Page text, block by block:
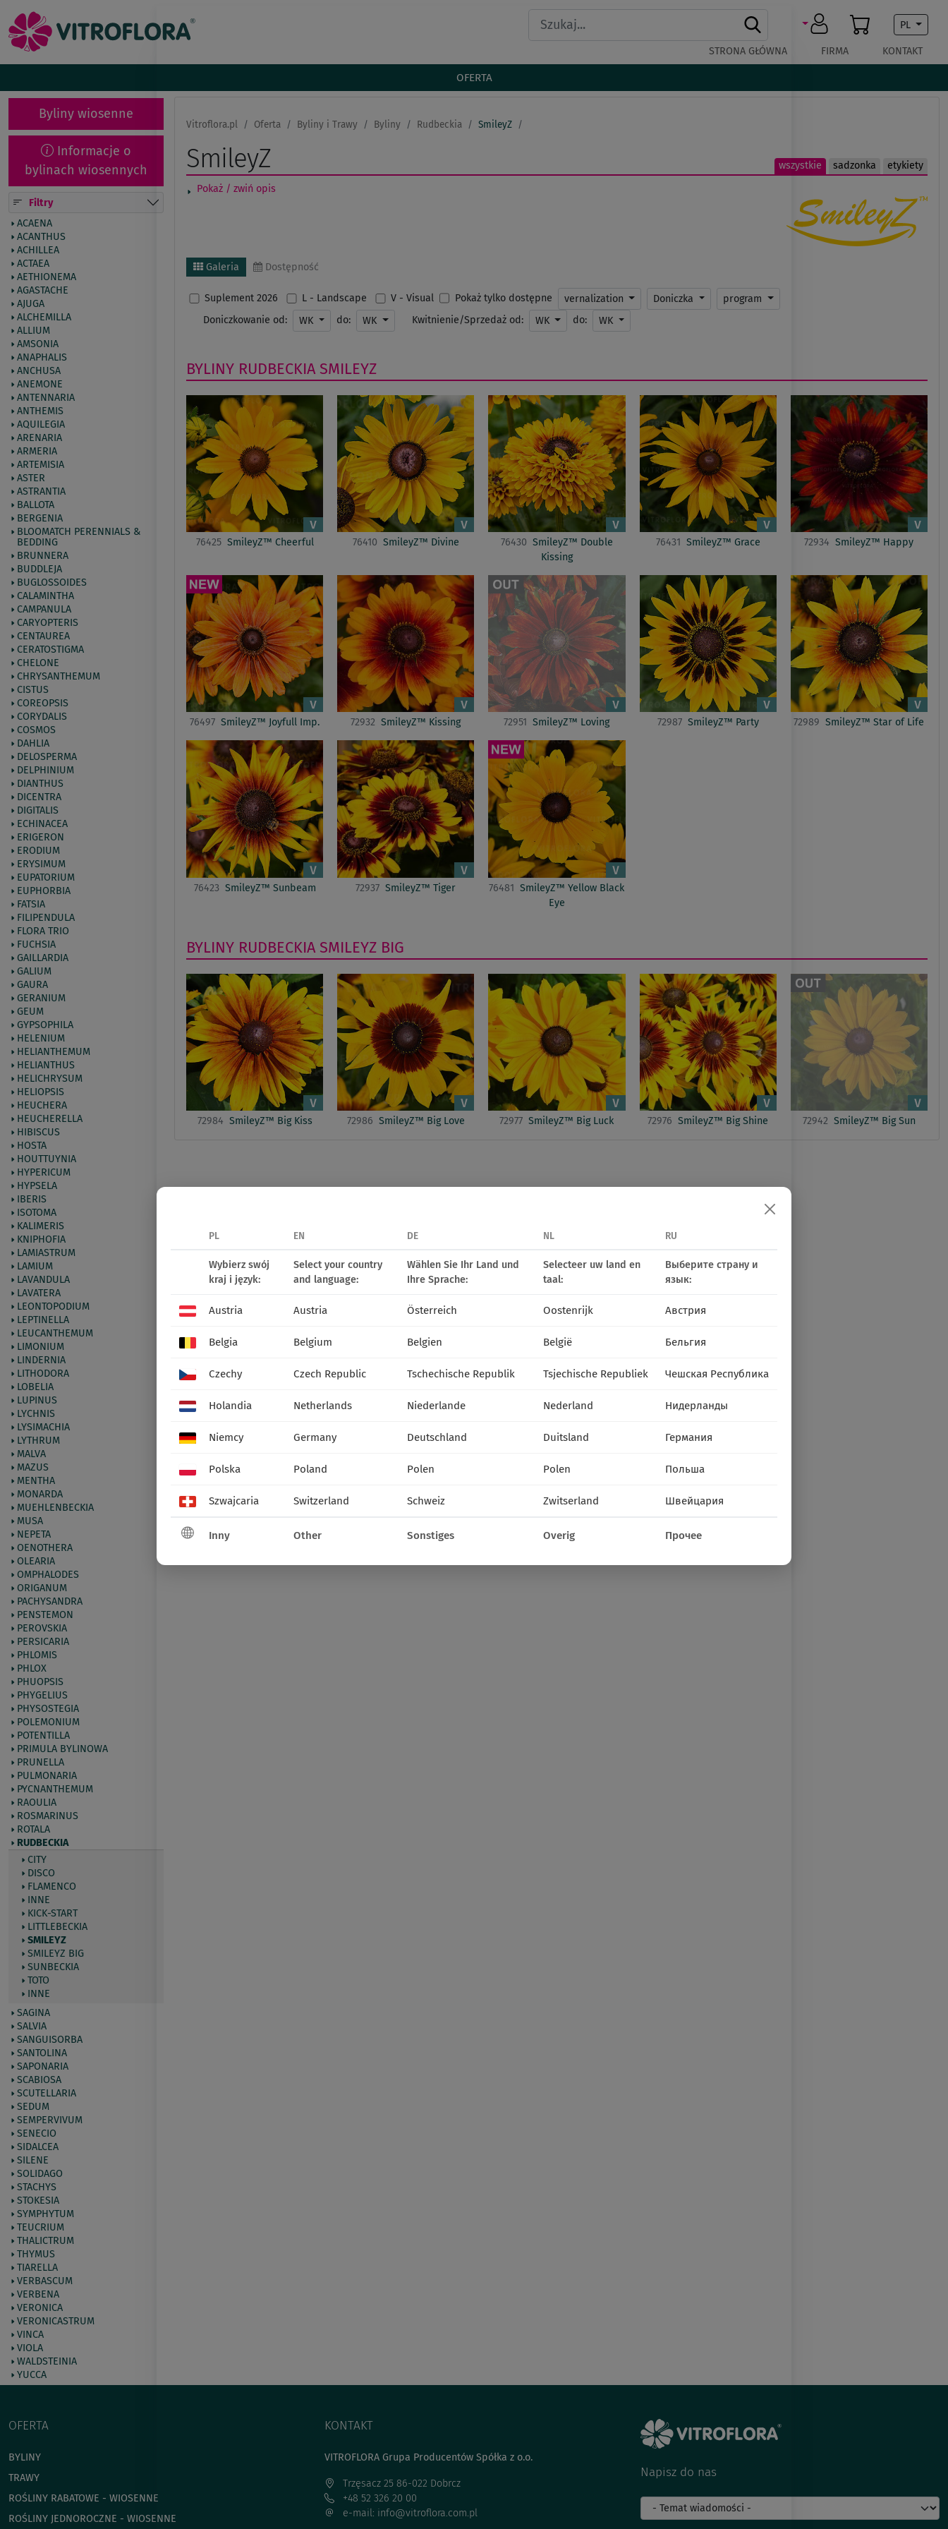
PL
STRONA GŁÓWNA FIRMA KONTAKT
OFERTA
Byliny wiosenne
Informacje o
bylinach wiosennych
Filtry
ACAENA
ACANTHUS
ACHILLEA
ACTAEA
AETHIONEMA
AGASTACHE
AJUGA
ALCHEMILLA
ALLIUM
AMSONIA
ANAPHALIS
ANCHUSA
ANEMONE
ANTENNARIA
ANTHEMIS
AQUILEGIA
ARENARIA
ARMERIA
ARTEMISIA
ASTER
ASTRANTIA
BALLOTA
BERGENIA
BLOOMATCH PERENNIALS &
BEDDING
BRUNNERA
BUDDLEJA
BUGLOSSOIDES
CALAMINTHA
CAMPANULA
CARYOPTERIS
CENTAUREA
CERATOSTIGMA
CHELONE
CHRYSANTHEMUM
CISTUS
COREOPSIS
CORYDALIS
COSMOS
DAHLIA
DELOSPERMA
DELPHINIUM
DIANTHUS
DICENTRA
DIGITALIS
ECHINACEA
ERIGERON
ERODIUM
ERYSIMUM
EUPATORIUM
EUPHORBIA
FATSIA
FILIPENDULA
FLORA TRIO
FUCHSIA
GAILLARDIA
GALIUM
GAURA
GERANIUM
GEUM
GYPSOPHILA
HELENIUM
HELIANTHEMUM
HELIANTHUS
HELICHRYSUM
HELIOPSIS
HEUCHERA
HEUCHERELLA
HIBISCUS
HOSTA
HOUTTUYNIA
HYPERICUM
HYPSELA
IBERIS
ISOTOMA
KALIMERIS
KNIPHOFIA
LAMIASTRUM
LAMIUM
LAVANDULA
LAVATERA
LEONTOPODIUM
LEPTINELLA
LEUCANTHEMUM
LIMONIUM
LINDERNIA
LITHODORA
LOBELIA
LUPINUS
LYCHNIS
LYSIMACHIA
LYTHRUM
MALVA
MAZUS
MENTHA
MONARDA
MUEHLENBECKIA
MUSA
NEPETA
OENOTHERA
OLEARIA
OMPHALODES
ORIGANUM
PACHYSANDRA
PENSTEMON
PEROVSKIA
PERSICARIA
PHLOMIS
PHLOX
PHUOPSIS
PHYGELIUS
PHYSOSTEGIA
POLEMONIUM
POTENTILLA
PRIMULA BYLINOWA
PRUNELLA
PULMONARIA
PYCNANTHEMUM
RAOULIA
ROSMARINUS
ROTALA
RUDBECKIA
CITY
DISCO
FLAMENCO
INNE
KICK-START
LITTLEBECKIA
SMILEYZ
SMILEYZ BIG
SUNBECKIA
TOTO
INNE
SAGINA
SALVIA
SANGUISORBA
SANTOLINA
SAPONARIA
SCABIOSA
SCUTELLARIA
SEDUM
SEMPERVIVUM
SENECIO
SIDALCEA
SILENE
SOLIDAGO
STACHYS
STOKESIA
SYMPHYTUM
TEUCRIUM
THALICTRUM
THYMUS
TIARELLA
VERBASCUM
VERBENA
VERONICA
VERONICASTRUM
VINCA
VIOLA
WALDSTEINIA
YUCCA
Vitroflora.pl Oferta Byliny i Trawy Byliny Rudbeckia SmileyZ
wszystkie sadzonka etykiety
SmileyZ
Pokaż / zwiń opis
Galeria Dostępność
Suplement 2026 L - Landscape V - Visual Pokaż tylko dostępne vernalization Doniczka
program
Doniczkowanie od:
WK do: WK Kwitnienie/Sprzedaż od: WK do: WK
BYLINY RUDBECKIA SMILEYZ
76425 SmileyZ™ Cheerful 76410 SmileyZ™ Divine 76430 SmileyZ™ Double
Kissing
76431 SmileyZ™ Grace 72934 SmileyZ™ Happy
76497 SmileyZ™ Joyfull Imp. 72932 SmileyZ™ Kissing 72951 SmileyZ™ Loving 72987 SmileyZ™ Party 72989 SmileyZ™ Star of Life
76423 SmileyZ™ Sunbeam 72937 SmileyZ™ Tiger 76481 SmileyZ™ Yellow Black
Eye
BYLINY RUDBECKIA SMILEYZ BIG
72984 SmileyZ™ Big Kiss 72986 SmileyZ™ Big Love 72977 SmileyZ™ Big Luck 72976 SmileyZ™ Big Shine 72942 SmileyZ™ Big Sun
OFERTA
BYLINY
TRAWY
ROŚLINY RABATOWE - WIOSENNE
ROŚLINY JEDNOROCZNE - WIOSENNE
KONTAKT
VITROFLORA Grupa Producentów Spółka z o.o.
Trzęsacz 25 86-022 Dobrcz
+48 52 326 20 00
e-mail: info@vitroflora.com.pl
Napisz do nas
PL EN DE NL RU
Wybierz swój
kraj i język:
Select your country
and language:
Wählen Sie Ihr Land und
Ihre Sprache:
Selecteer uw land en
taal:
Выберите страну и
язык:
Austria Austria Österreich Oostenrijk Австрия
Belgia Belgium Belgien België Бельгия
Czechy Czech Republic Tschechische Republik Tsjechische Republiek Чешская Республика
Holandia Netherlands Niederlande Nederland Нидерланды
Niemcy Germany Deutschland Duitsland Германия
Polska Poland Polen Polen Польша
Szwajcaria Switzerland Schweiz Zwitserland Швейцария
Inny Other Sonstiges Overig Прочее